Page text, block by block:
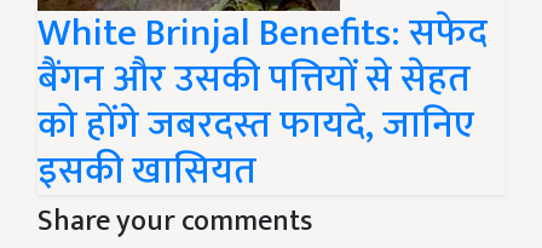
White Brinjal Benefits: सफेद
बैंगन और उसकी पत्तियों से सेहत
को होंगे जबरदस्त फायदे, जानिए
इसकी खासियत
Share your comments